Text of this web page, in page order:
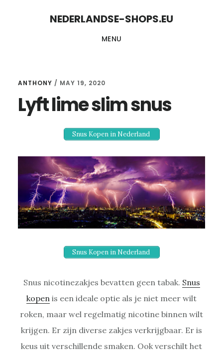
NEDERLANDSE-SHOPS.EU
MENU
ANTHONY / MAY 19, 2020
Lyft lime slim snus
Snus Kopen in Nederland
Snus Kopen in Nederland
Snus nicotinezakjes bevatten geen tabak. Snus
kopen is een ideale optie als je niet meer wilt
roken, maar wel regelmatig nicotine binnen wilt
krijgen. Er zijn diverse zakjes verkrijgbaar. Er is
keus uit verschillende smaken. Ook verschilt het